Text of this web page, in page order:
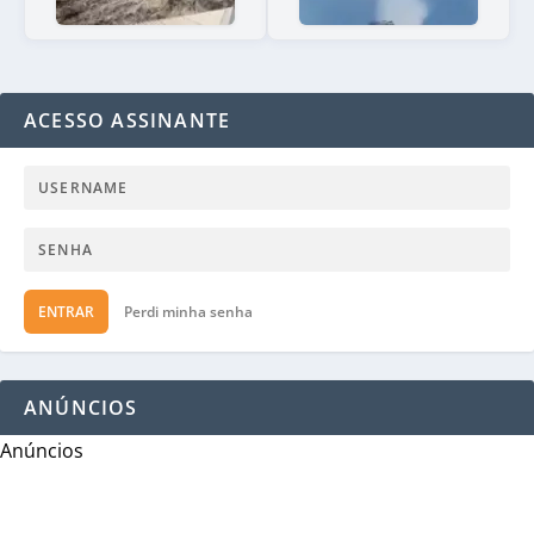
ACESSO ASSINANTE
ENTRAR Perdi minha senha
ANÚNCIOS
Anúncios